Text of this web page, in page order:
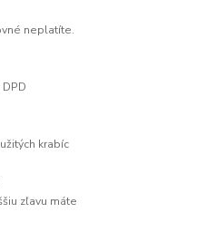
neplatíte.
krabíc
zľavu máte